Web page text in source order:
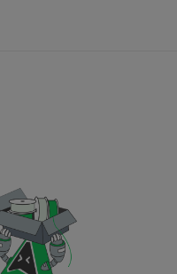
consejos de
esta guía tiene
para hacer
inteligente en 2025.